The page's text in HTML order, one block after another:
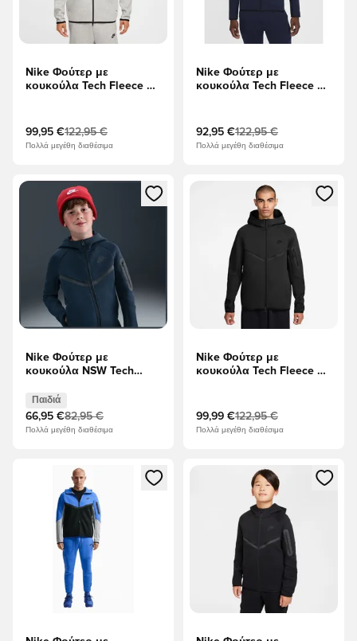
Nike Φούτερ με
κουκούλα Tech Fleece FZ
99,95 €122,95 €
Πολλά μεγέθη διαθέσιμα
Nike Φούτερ με
κουκούλα Tech Fleece FZ
92,95 €122,95 €
Πολλά μεγέθη διαθέσιμα
Ανοίγει ένα Modal για να συνδεθείτε ή να εγγραφείτε ως
Nike Φούτερ με
κουκούλα NSW Tech
μαύρο Παιδιά
Παιδιά
66,95 €82,95 €
Πολλά μεγέθη διαθέσιμα
Ανοίγει ένα Modal για να
Nike Φούτερ με
κουκούλα Tech Fleece FZ
99,99 €122,95 €
Πολλά μεγέθη διαθέσιμα
Ανοίγει ένα Modal για να συνδεθείτε ή να εγγραφείτε ως
Ανοίγει ένα Modal για να